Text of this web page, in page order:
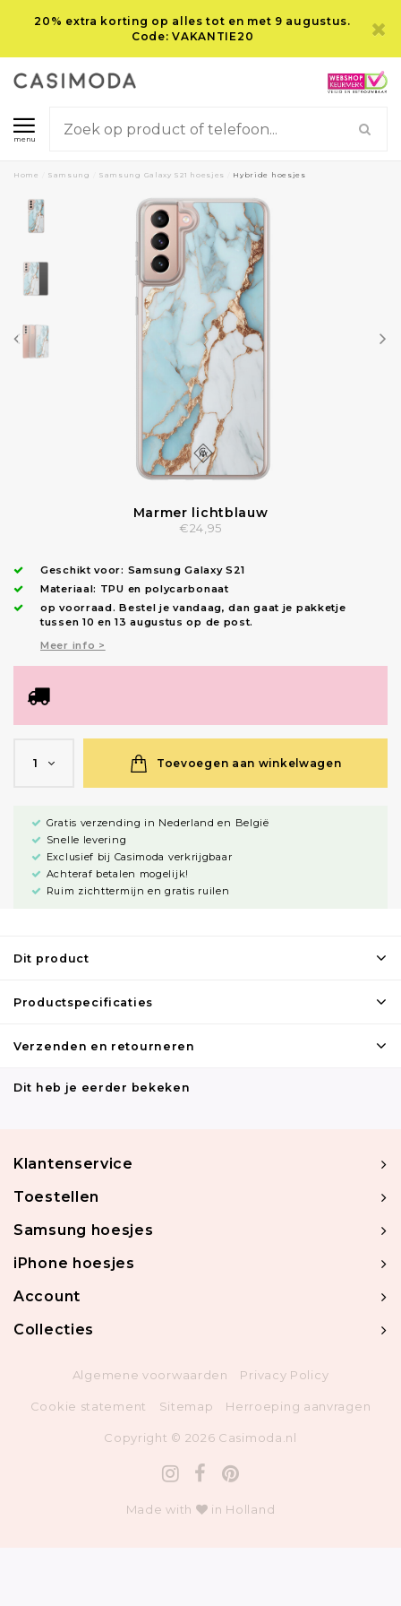
20% extra korting op alles tot en met 9 augustus.
Code: VAKANTIE20
menu
Home Samsung Samsung Galaxy S21 hoesjes Hybride hoesjes
Marmer lichtblauw
€24,95
Geschikt voor: Samsung Galaxy S21
Materiaal: TPU en polycarbonaat
op voorraad.Bestel je vandaag, dan gaat je pakketje
tussen 10 en 13 augustus op de post.
Meer info >
1 Toevoegen aan winkelwagen
Gratis verzending in Nederland en België
Snelle levering
Exclusief bij Casimoda verkrijgbaar
Achteraf betalen mogelijk!
Ruim zichttermijn en gratis ruilen
Dit product
Productspecificaties
Verzenden en retourneren
Dit heb je eerder bekeken
Klantenservice
Toestellen
Samsung hoesjes
iPhone hoesjes
Account
Collecties
Algemene voorwaarden Privacy Policy
Cookie statement Sitemap Herroeping aanvragen
Copyright © 2026 Casimoda.nl
Made with in Holland